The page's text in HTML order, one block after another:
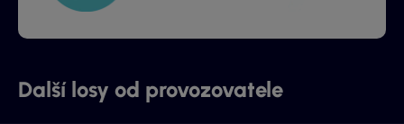
Další losy od provozovatele